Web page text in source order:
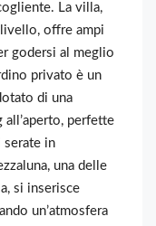
La villa,
offre ampi
godersi al meglio
privato è un
di una
all’aperto, perfette
serate in
una delle
si inserisce
un’atmosfera